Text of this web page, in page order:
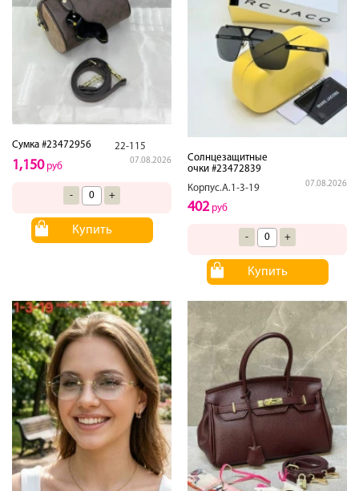
Сумка #23472956 22-115
07.08.2026
1,150руб
- +
Купить
Солнцезащитные
очки #23472839
Корпус.А.1-3-19
07.08.2026
402руб
- +
Купить